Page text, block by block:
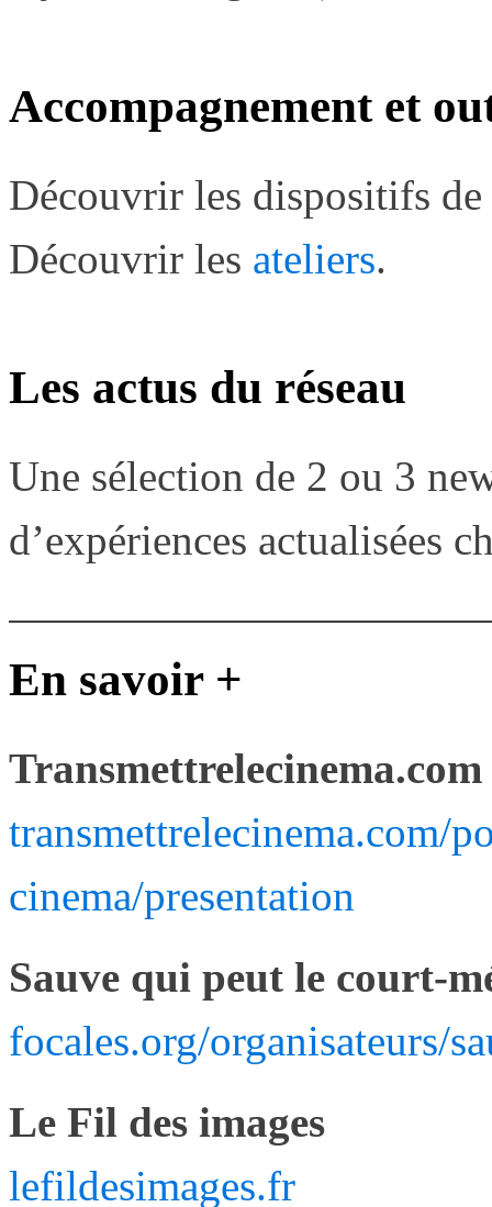
Accompagnement et
Découvrir les dispositifs de
Découvrir les ateliers.
Les actus du réseau
Une sélection de 2 ou 3
d’expériences actualisées
En savoir +
Transmettrelecinema.com
transmettrelecinema.com/
cinema/presentation
Sauve qui peut le court-
focales.org/organisateurs/
Le Fil des images
lefildesimages.fr